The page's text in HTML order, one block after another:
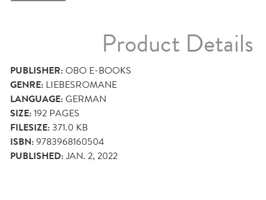
Product Details
PUBLISHER:OBO E-BOOKS
GENRE: LIEBESROMANE
LANGUAGE:GERMAN
SIZE:192 PAGES
FILESIZE:371.0 KB
ISBN:9783968160504
PUBLISHED:JAN. 2, 2022